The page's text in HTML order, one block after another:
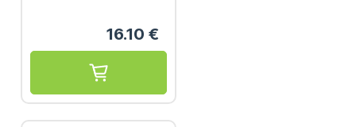
16.10 €